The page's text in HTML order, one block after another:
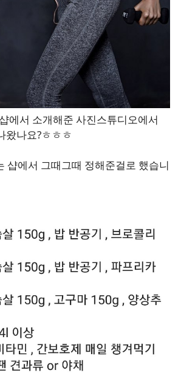
에서 소개해준 사진스튜디오에서
왔나요?ㅎㅎㅎ
샵에서 그때그때 정해준걸로 했습니